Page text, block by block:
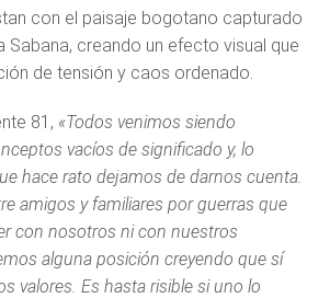
con el paisaje bogotano capturado
Sabana, creando un efecto visual que
de tensión y caos ordenado.
81, «Todos venimos siendo
vacíos de significado y, lo
hace rato dejamos de darnos cuenta.
amigos y familiares por guerras que
con nosotros ni con nuestros
alguna posición creyendo que sí
valores. Es hasta risible si uno lo